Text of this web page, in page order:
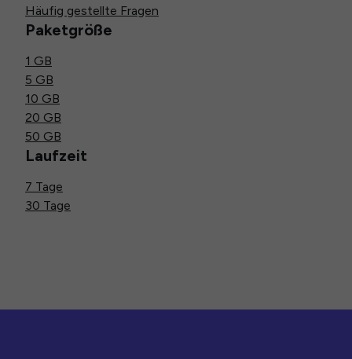
Häufig gestellte Fragen
Paketgröße
1 GB
5 GB
10 GB
20 GB
50 GB
Laufzeit
7 Tage
30 Tage